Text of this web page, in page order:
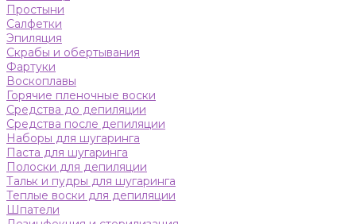
Простыни
Салфетки
Эпиляция
Скрабы и обертывания
Фартуки
Воскоплавы
Горячие пленочные воски
Средства до депиляции
Средства после депиляции
Наборы для шугаринга
Паста для шугаринга
Полоски для депиляции
Тальк и пудры для шугаринга
Теплые воски для депиляции
Шпатели